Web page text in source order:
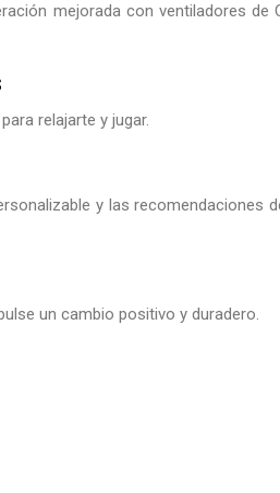
mejorada con ventiladores de
relajarte y jugar.
y las recomendaciones
un cambio positivo y duradero.